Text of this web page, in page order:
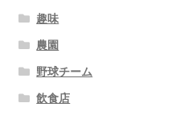
趣味
農園
野球チーム
飲食店